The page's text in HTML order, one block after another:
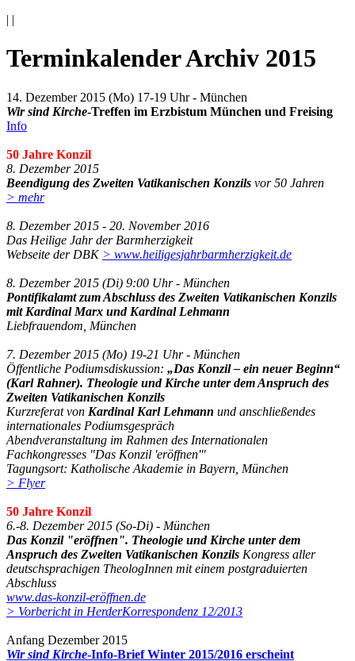
| |
Terminkalender Archiv 2015
14. Dezember 2015 (Mo) 17-19 Uhr - München
Wir sind Kirche-Treffen im Erzbistum München und Freising
Info
50 Jahre Konzil
8. Dezember 2015
Beendigung des Zweiten Vatikanischen Konzils vor 50 Jahren
> mehr
8. Dezember 2015 - 20. November 2016
Das Heilige Jahr der Barmherzigkeit
Webseite der DBK > www.heiligesjahrbarmherzigkeit.de
8. Dezember 2015 (Di) 9:00 Uhr - München
Pontifikalamt zum Abschluss des Zweiten Vatikanischen Konzils
mit Kardinal Marx und Kardinal Lehmann
Liebfrauendom, München
7. Dezember 2015 (Mo) 19-21 Uhr - München
Öffentliche Podiumsdiskussion: „Das Konzil – ein neuer Beginn“
(Karl Rahner). Theologie und Kirche unter dem Anspruch des
Zweiten Vatikanischen Konzils
Kurzreferat von Kardinal Karl Lehmann und anschließendes
internationales Podiumsgespräch
Abendveranstaltung im Rahmen des Internationalen
Fachkongresses "Das Konzil 'eröffnen'"
Tagungsort: Katholische Akademie in Bayern, München
> Flyer
50 Jahre Konzil
6.-8. Dezember 2015 (So-Di) - München
Das Konzil "eröffnen". Theologie und Kirche unter dem
Anspruch des Zweiten Vatikanischen Konzils Kongress aller
deutschsprachigen TheologInnen mit einem postgraduierten
Abschluss
www.das-konzil-eröffnen.de
> Vorbericht in HerderKorrespondenz 12/2013
Anfang Dezember 2015
Wir sind Kirche-Info-Brief Winter 2015/2016 erscheint